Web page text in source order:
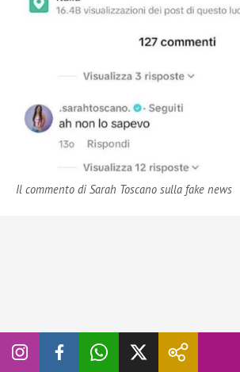
Il commento di Sarah Toscano sulla fake news